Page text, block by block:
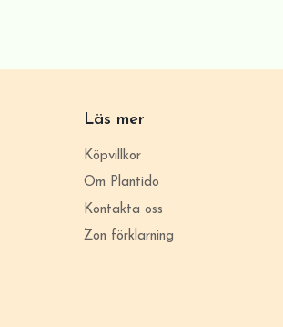
Läs mer
Köpvillkor
Om Plantido
Kontakta oss
Zon förklarning